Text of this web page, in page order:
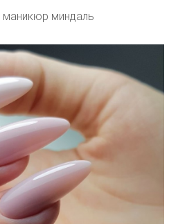
миндаль